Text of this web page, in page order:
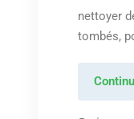
nettoyer
tombés,